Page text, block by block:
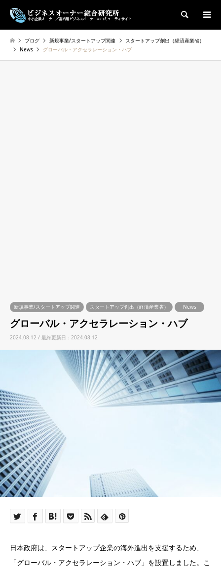
検索
ブログ 新規事業/スタートアップ関連
スタートアップ創出（経済産業省）
News
グローバル・アクセラレーション・ハブ
新規事業/スタートアップ関連 スタートアップ創出（経済産業省） News
グローバル・アクセラレーション・ハブ
2024.08.12 / 最終更新日：2024.08.12
日本政府は、スタートアップ企業の海外進出を支援するため、
「グローバル・アクセラレーション・ハブ」を設置しました。こ